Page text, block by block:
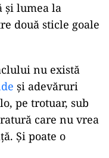
și lumea la
două sticle goale
nu există
și adevăruri
pe trotuar, sub
care nu vrea
Și poate o